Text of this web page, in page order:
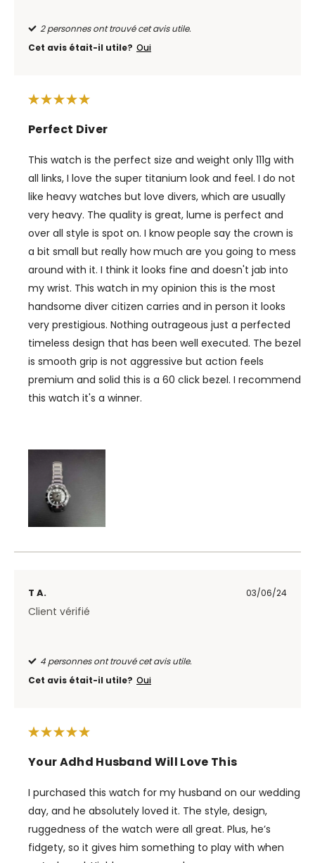
2 personnes ont trouvé cet avis utile.
Cet avis était-il utile? Oui
Perfect Diver
This watch is the perfect size and weight only 111g with
all links, I love the super titanium look and feel. I do not
like heavy watches but love divers, which are usually
very heavy. The quality is great, lume is perfect and
over all style is spot on. I know people say the crown is
a bit small but really how much are you going to mess
around with it. I think it looks fine and doesn't jab into
my wrist. This watch in my opinion this is the most
handsome diver citizen carries and in person it looks
very prestigious. Nothing outrageous just a perfected
timeless design that has been well executed. The bezel
is smooth grip is not aggressive but action feels
premium and solid this is a 60 click bezel. I recommend
this watch it's a winner.
T A. 03/06/24
Client vérifié
4 personnes ont trouvé cet avis utile.
Cet avis était-il utile? Oui
Your Adhd Husband Will Love This
I purchased this watch for my husband on our wedding
day, and he absolutely loved it. The style, design,
ruggedness of the watch were all great. Plus, he’s
fidgety, so it gives him something to play with when